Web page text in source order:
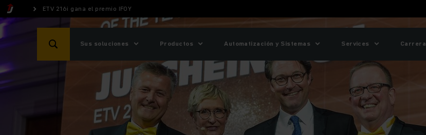
ETV 216i gana el premio IFOY
Sus soluciones Productos Automatización y Sistemas Services Carrera